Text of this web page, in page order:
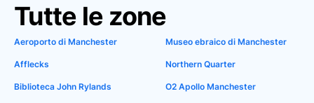
Tutte le zone
Aeroporto di Manchester
Afflecks
Biblioteca John Rylands
Museo ebraico di Manchester
Northern Quarter
O2 Apollo Manchester